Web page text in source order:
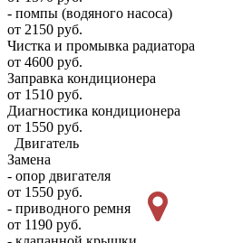
- помпы (водяного насоса)
от 2150 руб.
Чистка и промывка радиатора
от 4600 руб.
Заправка кондиционера
от 1510 руб.
Диагностика кондиционера
от 1550 руб.
Двигатель
Замена
- опор двигателя
от 1550 руб.
- приводного ремня
от 1190 руб.